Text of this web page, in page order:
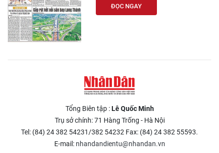
ĐỌC NGAY
Tổng Biên tập :Lê Quốc Minh
Trụ sở chính: 71 Hàng Trống - Hà Nội
Tel: (84) 24 382 54231/382 54232 Fax: (84) 24 382 55593.
E-mail: nhandandientu@nhandan.vn